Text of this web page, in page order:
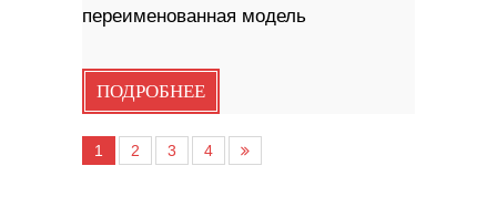
переименованная модель
ПОДРОБНЕЕ
1 2 3 4